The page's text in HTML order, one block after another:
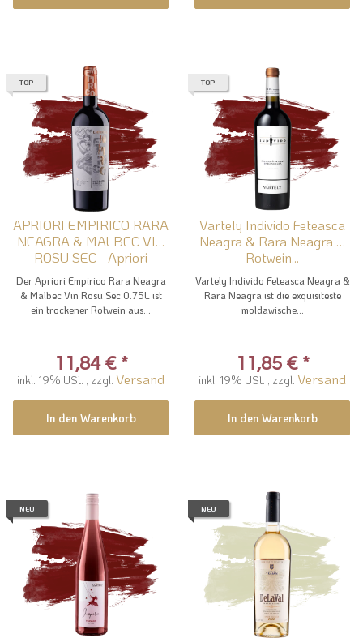
TOP
APRIORI EMPIRICO RARA
NEAGRA & MALBEC VIN
ROSU SEC - Apriori
Rotwein
Der Apriori Empirico Rara Neagra
& Malbec Vin Rosu Sec 0.75L ist
ein trockener Rotwein aus...
11,84 € *
inkl. 19% USt. , zzgl. Versand
In den Warenkorb
TOP
Vartely Individo Feteasca
Neagra & Rara Neagra –
Rotwein...
Vartely Individo Feteasca Neagra &
Rara Neagra ist die exquisiteste
moldawische...
11,85 € *
inkl. 19% USt. , zzgl. Versand
In den Warenkorb
NEU NEU